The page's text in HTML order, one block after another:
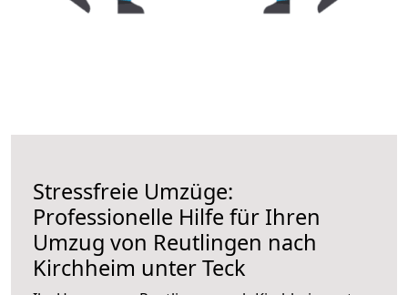
Stressfreie Umzüge:
Professionelle Hilfe für Ihren
Umzug von Reutlingen nach
Kirchheim unter Teck